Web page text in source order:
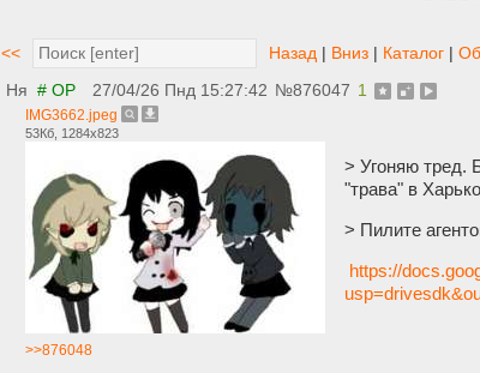
<< Назад | Вниз | Каталог |
Ня # OP 27/04/26 Пнд 15:27:42 №876047 1
IMG3662.jpeg
53Кб, 1284x823
> Угоняю тред.
"трава" в
> Пилите
https://
>>876048